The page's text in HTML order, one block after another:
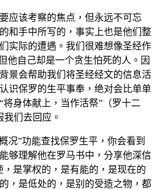
应该考察的焦点，但永远不可忘
和手中所写的，事实上也是他们整
实际的遭遇。我们很难想像圣经作
他自己却是一个贪生怕死的人。因
景会帮助我们将圣经经文的信息活
识保罗的生平事奉，绝对会比单单
身体献上，当作活祭”（罗十二
们去回应。
况”功能查找保罗生平，你会看到
够理解他在罗马书中，分享他深信
是掌权的，是有能的，是现在的
，是低处的，是别的受造之物，都